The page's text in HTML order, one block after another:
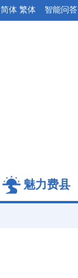
智能问答
简体 繁体
魅力费县